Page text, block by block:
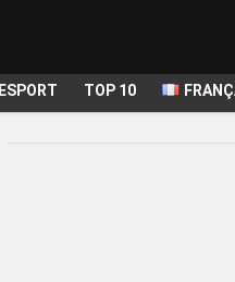
ESPORT TOP 10